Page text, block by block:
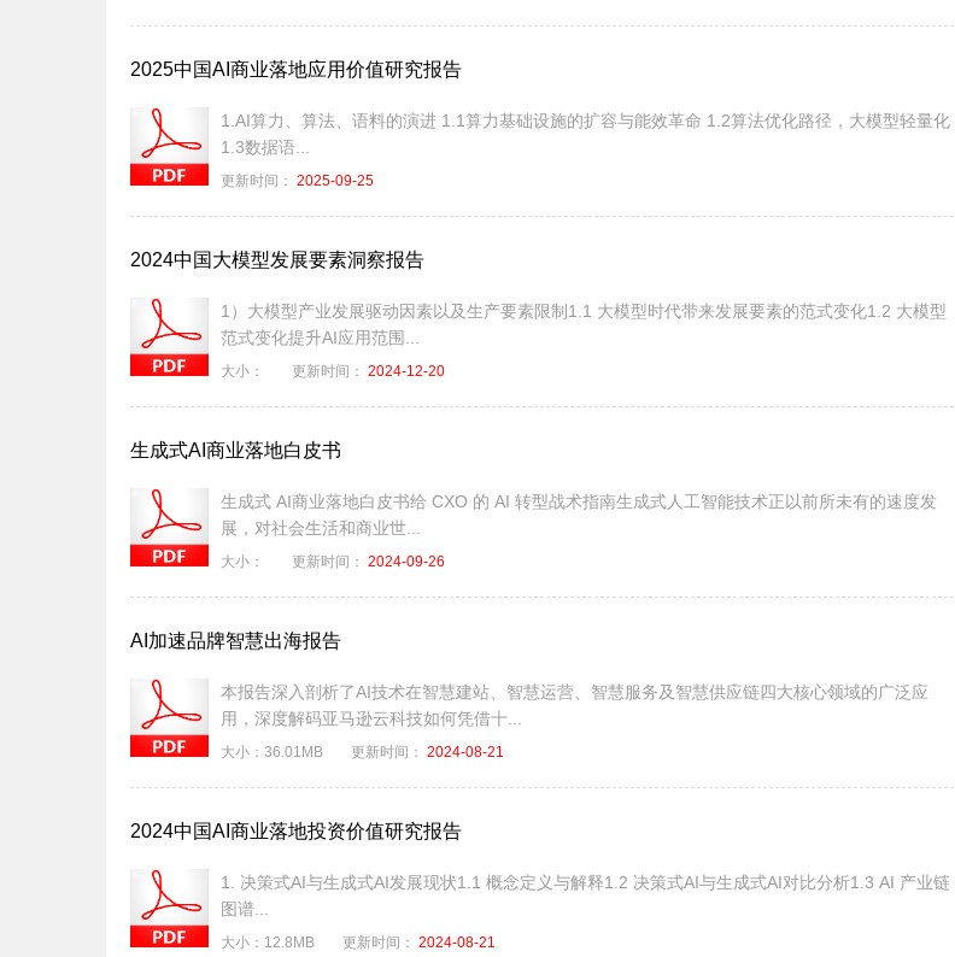
2025中国AI商业落地应用价值研究报告
1.AI算力、算法、语料的演进 1.1算力基础设施的扩容与能效革命 1.2算法优化路径，大模型轻量化
1.3数据语...
更新时间： 2025-09-25
2024中国大模型发展要素洞察报告
1）大模型产业发展驱动因素以及生产要素限制1.1 大模型时代带来发展要素的范式变化1.2 大模型
范式变化提升AI应用范围...
大小： 更新时间： 2024-12-20
生成式AI商业落地白皮书
生成式 AI商业落地白皮书给 CXO 的 AI 转型战术指南生成式人工智能技术正以前所未有的速度发
展，对社会生活和商业世...
大小： 更新时间： 2024-09-26
AI加速品牌智慧出海报告
本报告深入剖析了AI技术在智慧建站、智慧运营、智慧服务及智慧供应链四大核心领域的广泛应
用，深度解码亚马逊云科技如何凭借十...
大小： 36.01MB 更新时间： 2024-08-21
2024中国AI商业落地投资价值研究报告
1. 决策式AI与生成式AI发展现状1.1 概念定义与解释1.2 决策式AI与生成式AI对比分析1.3 AI 产业链
图谱...
大小： 12.8MB 更新时间： 2024-08-21